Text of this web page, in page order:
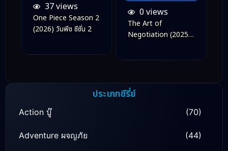
37 views
One Piece Season 2
(2026) วันพีช ซีซั่น 2
0 views
The Art of
Negotiation (2025)
ประเภทซีรี่ย์
Action บู๊ (70)
Adventure ผจญภัย (44)